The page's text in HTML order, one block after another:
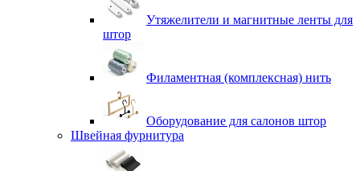
Утяжелители и магнитные ленты для
штор
Филаментная (комплексная) нить
Оборудование для салонов штор
Швейная фурнитура